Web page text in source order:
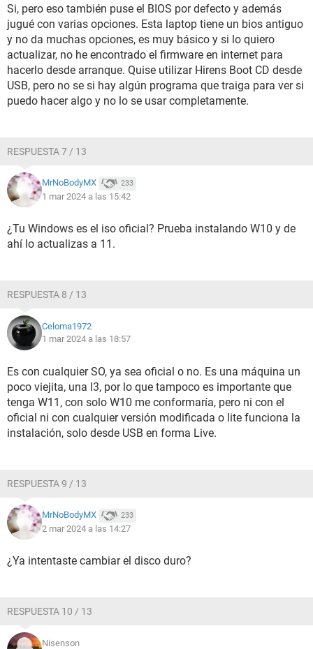
Si, pero eso también puse el BIOS por defecto y además
jugué con varias opciones. Esta laptop tiene un bios antiguo
y no da muchas opciones, es muy básico y si lo quiero
actualizar, no he encontrado el firmware en internet para
hacerlo desde arranque. Quise utilizar Hirens Boot CD desde
USB, pero no se si hay algún programa que traiga para ver si
puedo hacer algo y no lo se usar completamente.
RESPUESTA 7 / 13
MrNoBodyMX 233
1 mar 2024 a las 15:42
¿Tu Windows es el iso oficial? Prueba instalando W10 y de
ahí lo actualizas a 11.
RESPUESTA 8 / 13
Celoma1972
1 mar 2024 a las 18:57
Es con cualquier SO, ya sea oficial o no. Es una máquina un
poco viejita, una I3, por lo que tampoco es importante que
tenga W11, con solo W10 me conformaría, pero ni con el
oficial ni con cualquier versión modificada o lite funciona la
instalación, solo desde USB en forma Live.
RESPUESTA 9 / 13
MrNoBodyMX 233
2 mar 2024 a las 14:27
¿Ya intentaste cambiar el disco duro?
RESPUESTA 10 / 13
Nisenson